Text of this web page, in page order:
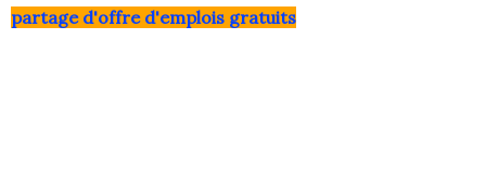
partage d'offre d'emplois gratuits